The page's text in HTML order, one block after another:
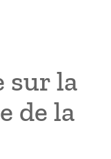
sur la
de la